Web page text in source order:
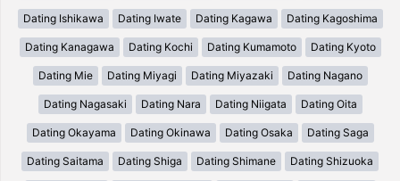
Dating Ishikawa Dating Iwate Dating Kagawa Dating Kagoshima
Dating Kanagawa Dating Kochi Dating Kumamoto Dating Kyoto
Dating Mie Dating Miyagi Dating Miyazaki Dating Nagano
Dating Nagasaki Dating Nara Dating Niigata Dating Oita
Dating Okayama Dating Okinawa Dating Osaka Dating Saga
Dating Saitama Dating Shiga Dating Shimane Dating Shizuoka